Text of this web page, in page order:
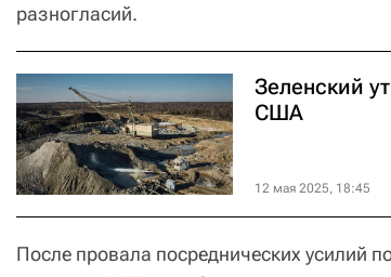
разногласий.
Зеленский
США
12 мая 2025, 18:45
После провала посреднических усилий